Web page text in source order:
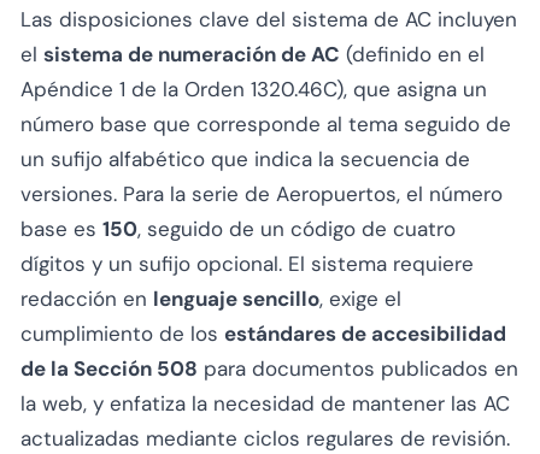
Las disposiciones clave del sistema de AC incluyen
el sistema de numeración de AC (definido en el
Apéndice 1 de la Orden 1320.46C), que asigna un
número base que corresponde al tema seguido de
un sufijo alfabético que indica la secuencia de
versiones. Para la serie de Aeropuertos, el número
base es 150, seguido de un código de cuatro
dígitos y un sufijo opcional. El sistema requiere
redacción en lenguaje sencillo, exige el
cumplimiento de los estándares de accesibilidad
de la Sección 508 para documentos publicados en
la web, y enfatiza la necesidad de mantener las AC
actualizadas mediante ciclos regulares de revisión.